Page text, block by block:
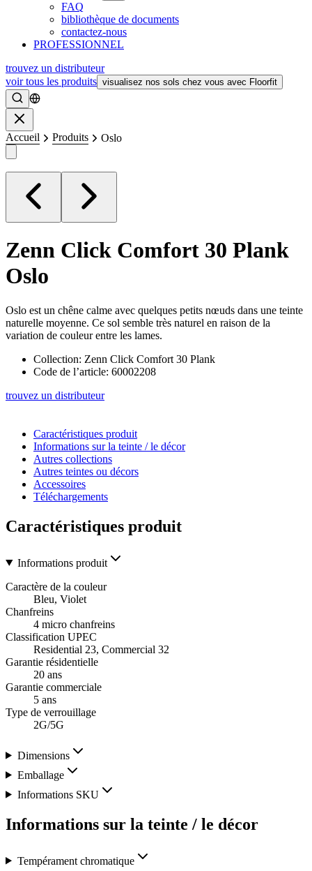
FAQ
bibliothèque de documents
contactez-nous
PROFESSIONNEL
trouvez un distributeur
voir tous les produits visualisez nos sols chez vous avec Floorfit
Rechercher
Accueil Produits Oslo
Zenn Click Comfort 30 Plank
Oslo
Oslo est un chêne calme avec quelques petits nœuds dans une teinte
naturelle moyenne. Ce sol semble très naturel en raison de la
variation de couleur entre les lames.
Collection: Zenn Click Comfort 30 Plank
Code de l’article: 60002208
trouvez un distributeur
Caractéristiques produit
Informations sur la teinte / le décor
Autres collections
Autres teintes ou décors
Accessoires
Téléchargements
Caractéristiques produit
Informations produit
Caractère de la couleur
Bleu, Violet
Chanfreins
4 micro chanfreins
Classification UPEC
Residential 23, Commercial 32
Garantie résidentielle
20 ans
Garantie commerciale
5 ans
Type de verrouillage
2G/5G
Dimensions
Emballage
Informations SKU
Informations sur la teinte / le décor
Tempérament chromatique